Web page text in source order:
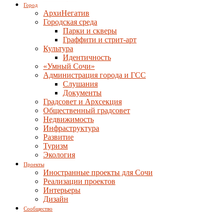
Город
АрхиНегатив
Городская среда
Парки и скверы
Граффити и стрит-арт
Культура
Идентичность
«Умный Сочи»
Администрация города и ГСС
Слушания
Документы
Градсовет и Архсекция
Общественный градсовет
Недвижимость
Инфраструктура
Развитие
Туризм
Экология
Проекты
Иностранные проекты для Сочи
Реализации проектов
Интерьеры
Дизайн
Сообщество